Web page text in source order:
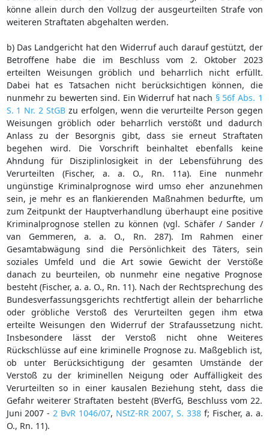
könne allein durch den Vollzug der ausgeurteilten Strafe von
weiteren Straftaten abgehalten werden.
b) Das Landgericht hat den Widerruf auch darauf gestützt, der
Betroffene habe die im Beschluss vom 2. Oktober 2023
erteilten Weisungen gröblich und beharrlich nicht erfüllt.
Dabei hat es Tatsachen nicht berücksichtigen können, die
nunmehr zu bewerten sind. Ein Widerruf hat nach § 56f Abs. 1
S. 1 Nr. 2 StGB zu erfolgen, wenn die verurteilte Person gegen
Weisungen gröblich oder beharrlich verstößt und dadurch
Anlass zu der Besorgnis gibt, dass sie erneut Straftaten
begehen wird. Die Vorschrift beinhaltet ebenfalls keine
Ahndung für Disziplinlosigkeit in der Lebensführung des
Verurteilten (Fischer, a. a. O., Rn. 11a). Eine nunmehr
ungünstige Kriminalprognose wird umso eher anzunehmen
sein, je mehr es an flankierenden Maßnahmen bedurfte, um
zum Zeitpunkt der Hauptverhandlung überhaupt eine positive
Kriminalprognose stellen zu können (vgl. Schäfer / Sander /
van Gemmeren, a. a. O., Rn. 287). Im Rahmen einer
Gesamtabwägung sind die Persönlichkeit des Täters, sein
soziales Umfeld und die Art sowie Gewicht der Verstöße
danach zu beurteilen, ob nunmehr eine negative Prognose
besteht (Fischer, a. a. O., Rn. 11). Nach der Rechtsprechung des
Bundesverfassungsgerichts rechtfertigt allein der beharrliche
oder gröbliche Verstoß des Verurteilten gegen ihm etwa
erteilte Weisungen den Widerruf der Strafaussetzung nicht.
Insbesondere lässt der Verstoß nicht ohne Weiteres
Rückschlüsse auf eine kriminelle Prognose zu. Maßgeblich ist,
ob unter Berücksichtigung der gesamten Umstände der
Verstoß zu der kriminellen Neigung oder Auffälligkeit des
Verurteilten so in einer kausalen Beziehung steht, dass die
Gefahr weiterer Straftaten besteht (BVerfG, Beschluss vom 22.
Juni 2007 - 2 BvR 1046/07, NStZ-RR 2007, S. 338f; Fischer, a. a.
O., Rn. 11).